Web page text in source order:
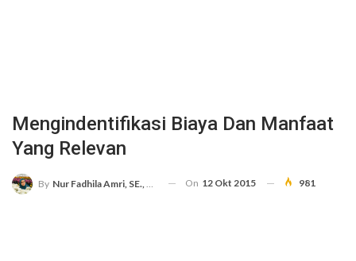
Mengindentifikasi Biaya Dan Manfaat
Yang Relevan
By Nur Fadhila Amri, SE., Ak., M.Si On 12 Okt 2015 981